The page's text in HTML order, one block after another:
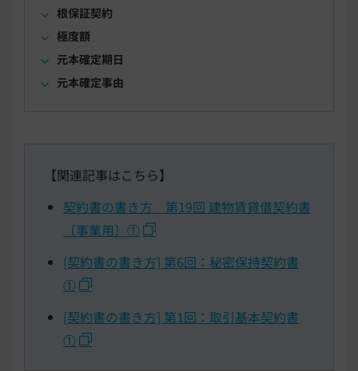
根保証契約
極度額
元本確定期日
元本確定事由
【関連記事はこちら】
契約書の書き方 第19回 建物賃貸借契約書
〔事業用〕①
[契約書の書き方] 第6回：秘密保持契約書
①
[契約書の書き方] 第1回：取引基本契約書
①